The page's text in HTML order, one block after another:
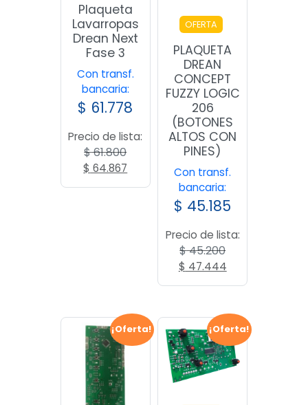
Plaqueta
Lavarropas
Drean Next
Fase 3
Con transf.
bancaria:
$ 61.778
Precio de lista:
$61.800
El
$ 64.867
precio
$ 64.867.
OFERTA
PLAQUETA
DREAN
CONCEPT
FUZZY LOGIC
206
(BOTONES
ALTOS CON
PINES)
Con transf.
bancaria:
$ 45.185
Precio de lista:
$45.200
El
$ 45.200.
$ 47.444El
precio
es:
$ 47.444.
¡Oferta! ¡Oferta!